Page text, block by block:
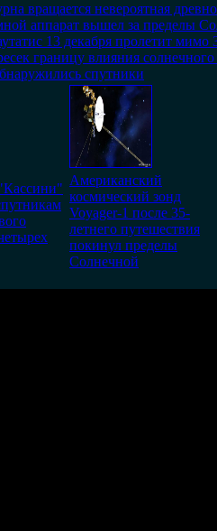
вращается невероятная
аппарат вышел за пределы
13 декабря пролетит мимо
границу влияния солнечного
спутники
Американский
космический зонд
Voyager-1 после 35-
летнего путешествия
покинул пределы
Солнечной